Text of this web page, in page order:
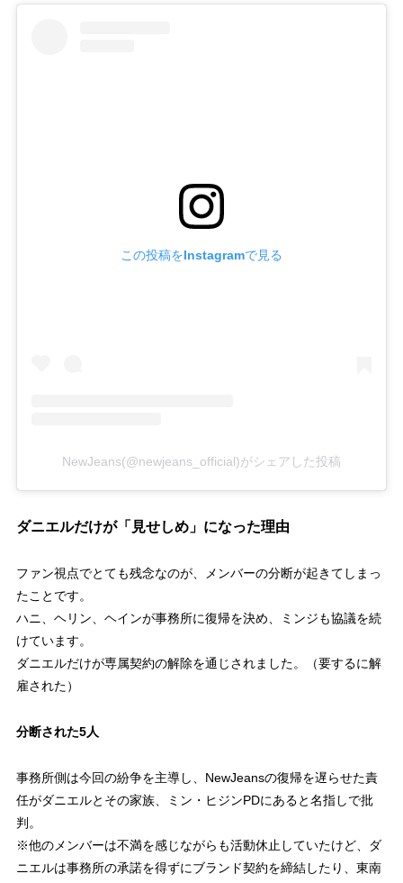
この投稿をInstagramで見る
NewJeans(@newjeans_official)がシェアした投稿
ダニエルだけが「見せしめ」になった理由
ファン視点でとても残念なのが、メンバーの分断が起きてしまっ
たことです。
ハニ、ヘリン、ヘインが事務所に復帰を決め、ミンジも協議を続
けています。
ダニエルだけが専属契約の解除を通じされました。（要するに解
雇された）
分断された5人
事務所側は今回の紛争を主導し、NewJeansの復帰を遅らせた責
任がダニエルとその家族、ミン・ヒジンPDにあると名指しで批
判。
※他のメンバーは不満を感じながらも活動休止していたけど、ダ
ニエルは事務所の承諾を得ずにブランド契約を締結したり、東南